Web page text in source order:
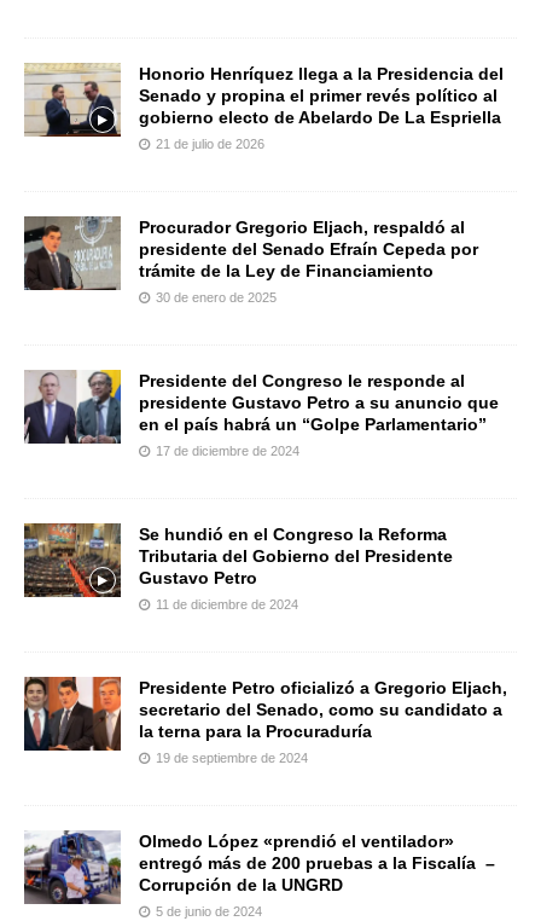
Honorio Henríquez llega a la Presidencia del
Senado y propina el primer revés político al
gobierno electo de Abelardo De La Espriella
21 de julio de 2026
Procurador Gregorio Eljach, respaldó al
presidente del Senado Efraín Cepeda por
trámite de la Ley de Financiamiento
30 de enero de 2025
Presidente del Congreso le responde al
presidente Gustavo Petro a su anuncio que
en el país habrá un “Golpe Parlamentario”
17 de diciembre de 2024
Se hundió en el Congreso la Reforma
Tributaria del Gobierno del Presidente
Gustavo Petro
11 de diciembre de 2024
Presidente Petro oficializó a Gregorio Eljach,
secretario del Senado, como su candidato a
la terna para la Procuraduría
19 de septiembre de 2024
Olmedo López «prendió el ventilador»
entregó más de 200 pruebas a la Fiscalía –
Corrupción de la UNGRD
5 de junio de 2024